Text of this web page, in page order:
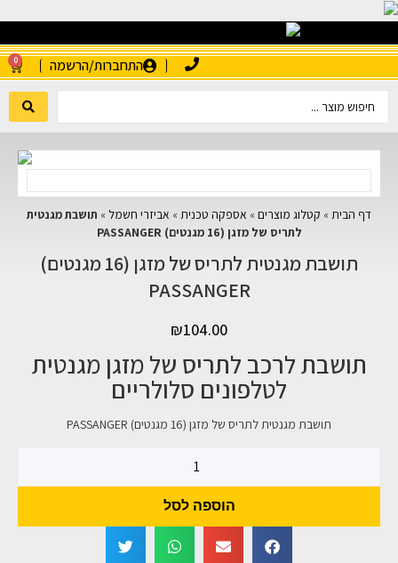
התחברות/הרשמה 0
דף הבית » קטלוג מוצרים » אספקה טכנית » אביזרי חשמל » תושבת מגנטית
לתריס של מזגן (16 מגנטים) PASSANGER
תושבת מגנטית לתריס של מזגן (16 מגנטים)
PASSANGER
₪104.00
תושבת לרכב לתריס של מזגן מגנטית
לטלפונים סלולריים
תושבת מגנטית לתריס של מזגן (16 מגנטים) PASSANGER
הוספה לסל